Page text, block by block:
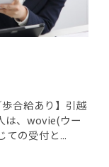
合給あり】引越
は、wovie(ウー
ての受付と...